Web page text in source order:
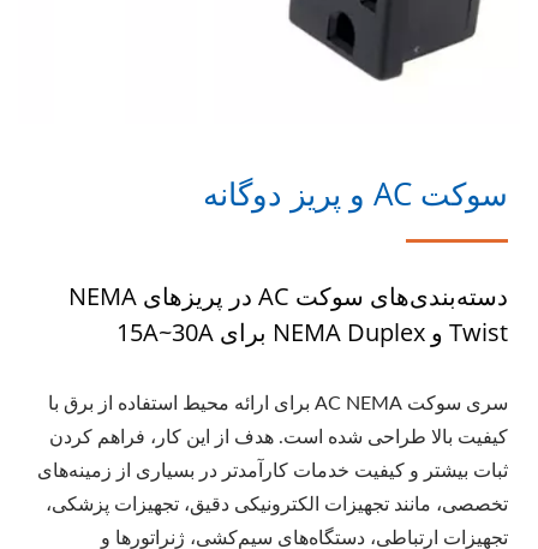
سوکت AC و پریز دوگانه
دسته‌بندی‌های سوکت AC در پریزهای NEMA
Twist و NEMA Duplex برای 15A~30A
سری سوکت AC NEMA برای ارائه محیط استفاده از برق با
کیفیت بالا طراحی شده است. هدف از این کار، فراهم کردن
ثبات بیشتر و کیفیت خدمات کارآمدتر در بسیاری از زمینه‌های
تخصصی، مانند تجهیزات الکترونیکی دقیق، تجهیزات پزشکی،
تجهیزات ارتباطی، دستگاه‌های سیم‌کشی، ژنراتورها و